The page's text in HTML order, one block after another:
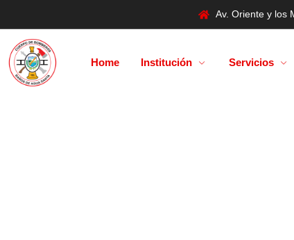
Av. Oriente y los
Home Institución Servicios